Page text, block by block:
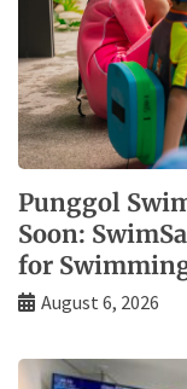
Punggol
Soon:
for
August 6, 2026